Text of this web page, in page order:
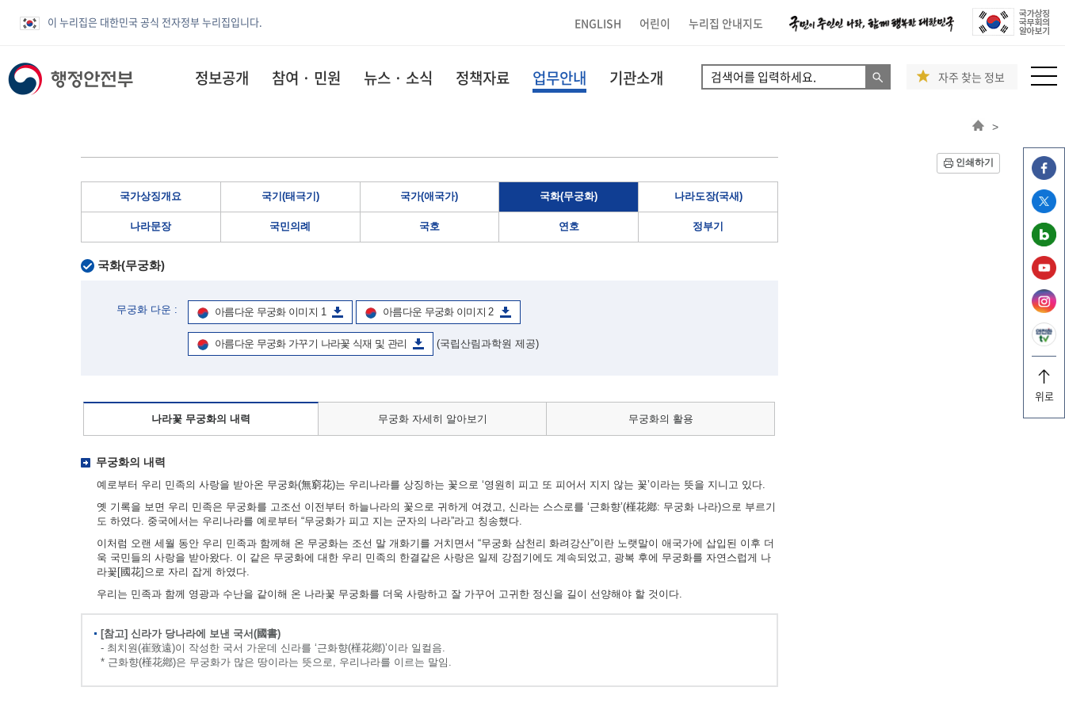
이 누리집은 대한민국 공식 전자정부 누리집입니다. ENGLISH 어린이 누리집 안내지도
위로
정보공개 참여 · 민원 뉴스 · 소식 정책자료 업무안내 기관소개 자주 찾는 정보
>
인쇄하기
국가상징개요 국기(태극기) 국가(애국가) 국화(무궁화) 나라도장(국새)
나라문장 국민의례 국호 연호 정부기
국화(무궁화)
무궁화 다운 : 아름다운 무궁화 이미지 1 아름다운 무궁화 이미지 2
아름다운 무궁화 가꾸기 나라꽃 식재 및 관리 (국립산림과학원 제공)
나라꽃 무궁화의 내력 무궁화 자세히 알아보기 무궁화의 활용
무궁화의 내력
예로부터 우리 민족의 사랑을 받아온 무궁화(無窮花)는 우리나라를 상징하는 꽃으로 ‘영원히 피고 또 피어서 지지 않는 꽃’이라는 뜻을 지니고 있다.
옛 기록을 보면 우리 민족은 무궁화를 고조선 이전부터 하늘나라의 꽃으로 귀하게 여겼고, 신라는 스스로를 ‘근화향’(槿花鄕: 무궁화 나라)으로 부르기
도 하였다. 중국에서는 우리나라를 예로부터 “무궁화가 피고 지는 군자의 나라”라고 칭송했다.
이처럼 오랜 세월 동안 우리 민족과 함께해 온 무궁화는 조선 말 개화기를 거치면서 “무궁화 삼천리 화려강산”이란 노랫말이 애국가에 삽입된 이후 더
욱 국민들의 사랑을 받아왔다. 이 같은 무궁화에 대한 우리 민족의 한결같은 사랑은 일제 강점기에도 계속되었고, 광복 후에 무궁화를 자연스럽게 나
라꽃[國花]으로 자리 잡게 하였다.
우리는 민족과 함께 영광과 수난을 같이해 온 나라꽃 무궁화를 더욱 사랑하고 잘 가꾸어 고귀한 정신을 길이 선양해야 할 것이다.
[참고] 신라가 당나라에 보낸 국서(國書)
- 최치원(崔致遠)이 작성한 국서 가운데 신라를 ‘근화향(槿花鄕)’이라 일컬음.
* 근화향(槿花鄕)은 무궁화가 많은 땅이라는 뜻으로, 우리나라를 이르는 말임.